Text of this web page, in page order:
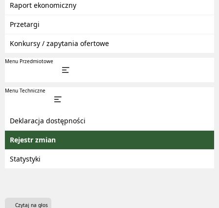
Raport ekonomiczny
Przetargi
Konkursy / zapytania ofertowe
Menu Przedmiotowe
Menu Techniczne
Deklaracja dostępności
Rejestr zmian
Statystyki
Czytaj na głos